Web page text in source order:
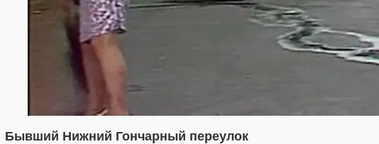
Бывший Нижний Гончарный переулок
1,406,255 29,243
319,780 8,286
159,978 5,91610,738 402